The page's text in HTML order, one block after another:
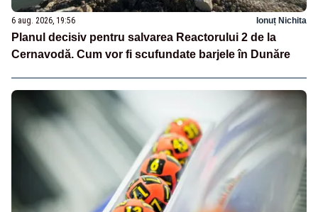
6 aug. 2026, 19:56 Ionuț Nichita
Planul decisiv pentru salvarea Reactorului 2 de la
Cernavodă. Cum vor fi scufundate barjele în Dunăre